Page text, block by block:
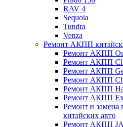
RAV 4
Sequoia
Tundra
Venza
Ремонт АКПП
Ремонт АКПП
Ремонт АКПП
Ремонт АКПП
Ремонт АКПП
Ремонт АКПП
Ремонт АКПП
Ремонт и
китайских авто
Ремонт АКПП